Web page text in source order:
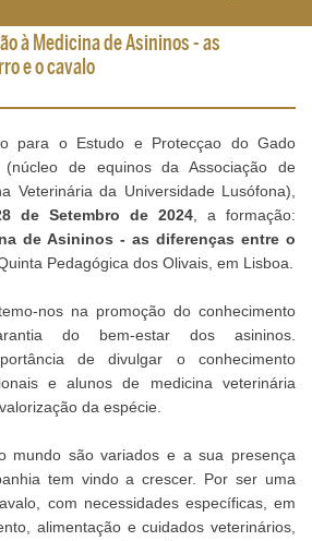
à Medicina de Asininos - as
e o cavalo
para o Estudo e Protecçao do Gado
de equinos da Associação de
Veterinária da Universidade Lusófona),
de Setembro de 2024 , a formação:
de Asininos - as diferenças entre o
Pedagógica dos Olivais, em Lisboa.
nos na promoção do conhecimento
do bem-estar dos asininos.
de divulgar o conhecimento
e alunos de medicina veterinária
da espécie.
mundo são variados e a sua presença
tem vindo a crescer. Por ser uma
com necessidades específicas, em
alimentação e cuidados veterinários,